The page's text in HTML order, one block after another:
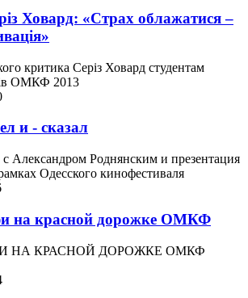
Ховард: «Страх облажатися –
критика Серіз Ховард студентам
ОМКФ 2013
и - сказал
с Александром Роднянским и презентация
Одесского кинофестиваля
на красной дорожке ОМКФ
НА КРАСНОЙ ДОРОЖКЕ ОМКФ